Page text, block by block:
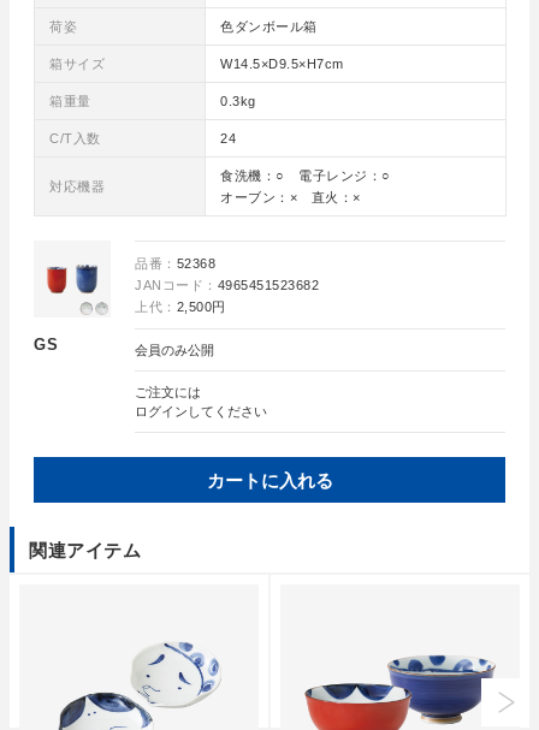
荷姿 色ダンボール箱
箱サイズ W14.5×D9.5×H7cm
箱重量 0.3kg
C/T入数 24
対応機器
食洗機：○ 電子レンジ：○
オーブン：× 直火：×
GS
品番： 52368
JANコード： 4965451523682
上代： 2,500円
会員のみ公開
ご注文には
ログイン してください
カートに入れる
関連アイテム